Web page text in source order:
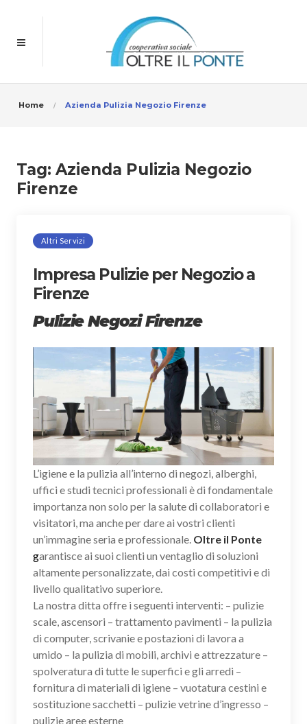
Home Azienda Pulizia Negozio Firenze
Tag: Azienda Pulizia Negozio
Firenze
Altri Servizi
Impresa Pulizie per Negozio a
Firenze
Pulizie Negozi Firenze
L’igiene e la pulizia all’interno di negozi, alberghi,
uffici e studi tecnici professionali è di fondamentale
importanza non solo per la salute di collaboratori e
visitatori, ma anche per dare ai vostri clienti
un’immagine seria e professionale. Oltre il Ponte
garantisce ai suoi clienti un ventaglio di soluzioni
altamente personalizzate, dai costi competitivi e di
livello qualitativo superiore.
La nostra ditta offre i seguenti interventi: – pulizie
scale, ascensori – trattamento pavimenti – la pulizia
di computer, scrivanie e postazioni di lavora a
umido – la pulizia di mobili, archivi e attrezzature –
spolveratura di tutte le superfici e gli arredi –
fornitura di materiali di igiene – vuotatura cestini e
sostituzione sacchetti – pulizie vetrine d’ingresso –
pulizie aree esterne